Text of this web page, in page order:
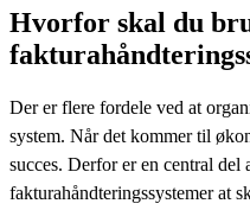
Hvorfor skal du
Der er flere fordele ved at
system. Når det kommer til
succes. Derfor er en central del
fakturahåndteringssystemer at